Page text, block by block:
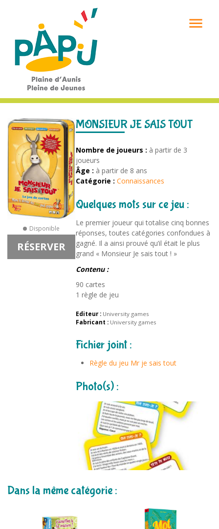

Disponible
RÉSERVER
MONSIEUR JE SAIS TOUT
Nombre de joueurs : à partir de 3
joueurs
Âge : à partir de 8 ans
Catégorie : Connaissances
Quelques mots sur ce jeu :
Le premier joueur qui totalise cinq bonnes
réponses, toutes catégories confondues à
gagné. Il a ainsi prouvé qu’il était le plus
grand « Monsieur Je sais tout ! »
Contenu :
90 cartes
1 règle de jeu
Editeur : University games
Fabricant : University games
Fichier joint :
Règle du jeu Mr je sais tout
Photo(s) :
Dans la même catégorie :